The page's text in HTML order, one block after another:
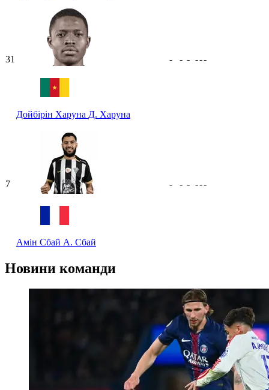
31
Дойбірін Харуна Д. Харуна
- - - ---
7
Амін Сбай А. Сбай
- - - ---
Новини команди